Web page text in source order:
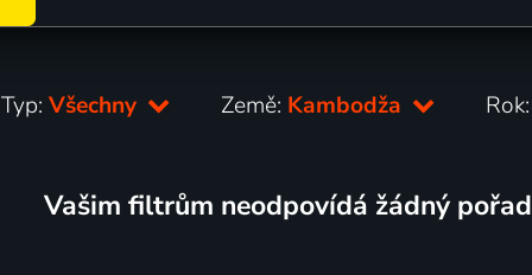
Typ:Všechny Země: Kambodža Rok:
Vašim filtrům neodpovídá žádný pořad